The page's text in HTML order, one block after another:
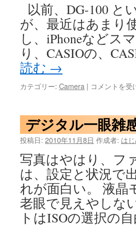
以前、DG-100 と
が、最近はあまり
し、iPhoneなどス
り、CASIOの、
読む →
カテゴリー: Camera | M-
再
び
は
コメントを受
デジタル一眼雑
投稿日: 2010年11月8日 作成者: は
写真はやはり、フ
は、設定と状況で
れが面白い。 液
老眼で見えやしな
トはISOの選択の